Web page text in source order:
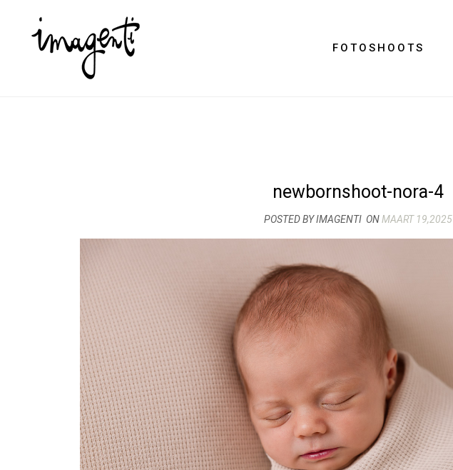
FOTOSHOOTS
newbornshoot-nora-4
POSTED BY IMAGENTI ONMAART 19,2025